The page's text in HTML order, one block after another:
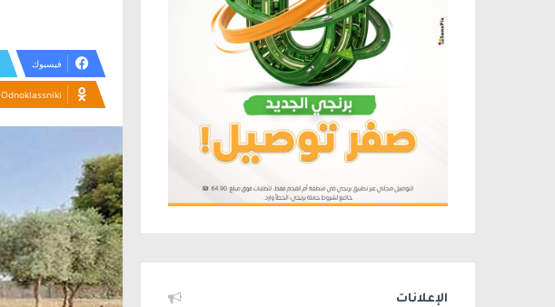
فيسبوك
Odnoklassniki
الإعلانات